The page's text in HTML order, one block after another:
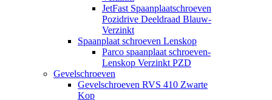
JetFast Spaanplaatschroeven
Pozidrive Deeldraad Blauw-
Verzinkt
Spaanplaat schroeven Lenskop
Parco spaanplaat schroeven-
Lenskop Verzinkt PZD
Gevelschroeven
Gevelschroeven RVS 410 Zwarte
Kop